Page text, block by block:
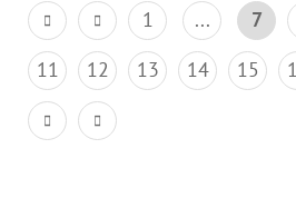
1 ... 7
11
12 13 14 15